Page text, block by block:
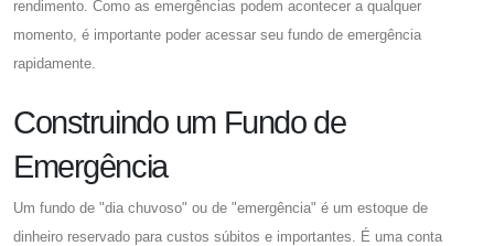
rendimento. Como as emergências podem acontecer a qualquer
momento, é importante poder acessar seu fundo de emergência
rapidamente.
Construindo um Fundo de
Emergência
Um fundo de "dia chuvoso" ou de "emergência" é um estoque de
dinheiro reservado para custos súbitos e importantes. É uma conta